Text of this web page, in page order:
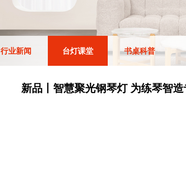
行业新闻 台灯课堂 书桌科普
新品丨智慧聚光钢琴灯 为练琴智